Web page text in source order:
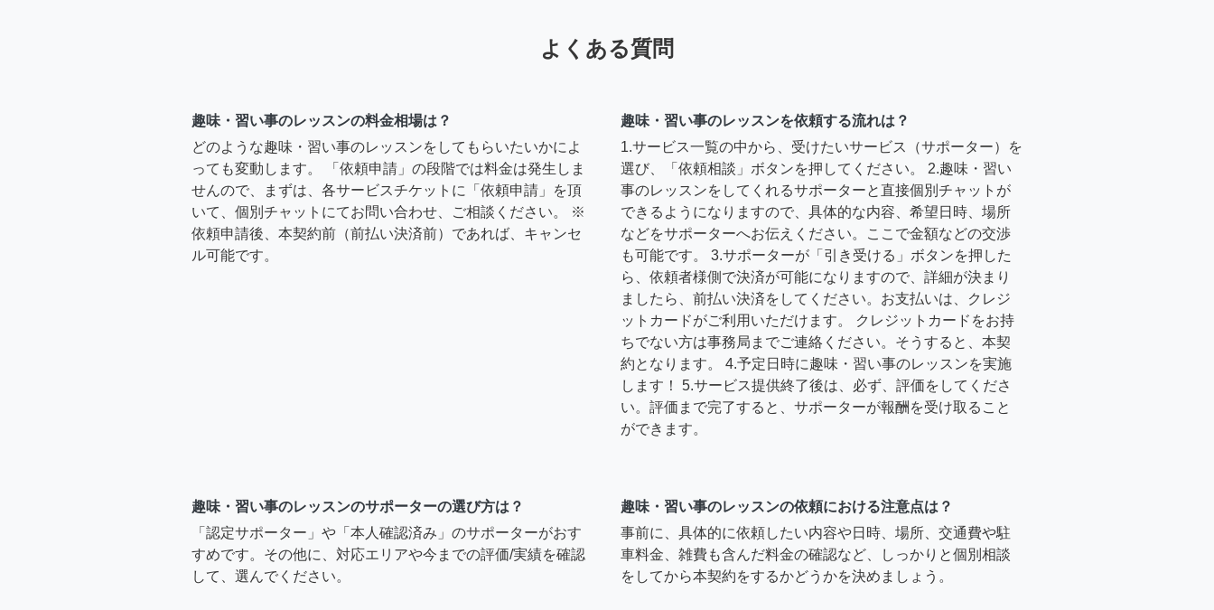
よくある質問
趣味・習い事のレッスンの料金相場は？
どのような趣味・習い事のレッスンをしてもらいたいかによ
っても変動します。 「依頼申請」の段階では料金は発生しま
せんので、まずは、各サービスチケットに「依頼申請」を頂
いて、個別チャットにてお問い合わせ、ご相談ください。 ※
依頼申請後、本契約前（前払い決済前）であれば、キャンセ
ル可能です。
趣味・習い事のレッスンを依頼する流れは？
1.サービス一覧の中から、受けたいサービス（サポーター）を
選び、「依頼相談」ボタンを押してください。 2.趣味・習い
事のレッスンをしてくれるサポーターと直接個別チャットが
できるようになりますので、具体的な内容、希望日時、場所
などをサポーターへお伝えください。ここで金額などの交渉
も可能です。 3.サポーターが「引き受ける」ボタンを押した
ら、依頼者様側で決済が可能になりますので、詳細が決まり
ましたら、前払い決済をしてください。お支払いは、クレジ
ットカードがご利用いただけます。 クレジットカードをお持
ちでない方は事務局までご連絡ください。そうすると、本契
約となります。 4.予定日時に趣味・習い事のレッスンを実施
します！ 5.サービス提供終了後は、必ず、評価をしてくださ
い。評価まで完了すると、サポーターが報酬を受け取ること
ができます。
趣味・習い事のレッスンのサポーターの選び方は？
「認定サポーター」や「本人確認済み」のサポーターがおす
すめです。その他に、対応エリアや今までの評価/実績を確認
して、選んでください。
趣味・習い事のレッスンの依頼における注意点は？
事前に、具体的に依頼したい内容や日時、場所、交通費や駐
車料金、雑費も含んだ料金の確認など、しっかりと個別相談
をしてから本契約をするかどうかを決めましょう。